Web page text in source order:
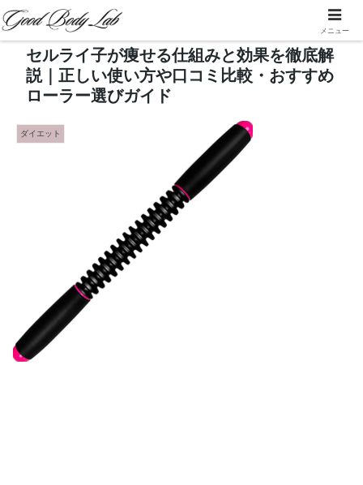
セルライ子が痩せる仕組みと効果を徹底解
説｜正しい使い方や口コミ比較・おすすめ
ローラー選びガイド
ダイエット
メニュー